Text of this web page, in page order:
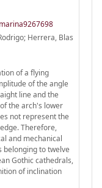
Herrera, Blas
of a flying
of the angle
line and the
the arch's lower
not represent the
Therefore,
and mechanical
to twelve
Gothic cathedrals,
of inclination